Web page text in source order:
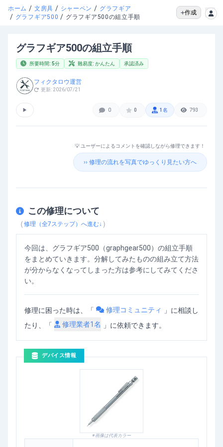
ホーム / 文房具 / シャーペン / グラフギア
/ グラフギア500 / グラフギア500の組立手順
作成
グラフギア500の組立手順
所要時間: 5分 難易度: かんたん 承認済み
フィクタロウ運営
更新: 2026/07/21
▶ 0 0 1 名 793
グラフギア500の組立手順
💡 ユーザーによるコメントを確認しながら修理できます！
›› 修理の流れを写真でゆっくり見たい方へ
この修理について
（修理（全7 ステップ）へ進む↓ ）
今回は、グラフギア500（graphgear500）の組立手順
をまとめていきます。分解してみたものの組み立て方法
が分からなくなってしまった方は参考にしてみてくださ
い。
修理に困った時は、「 修理コミュニティ 」 に相談し
たり、「
修理業者1名 」に依頼できます。
デバイス情報
※画像は代表カラー